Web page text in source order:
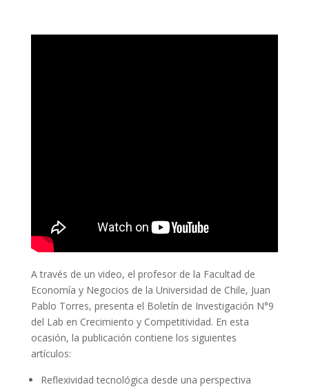
A través de un video, el profesor de la Facultad de
Economía y Negocios de la Universidad de Chile, Juan
Pablo Torres, presenta el Boletín de Investigación N°9
del Lab en Crecimiento y Competitividad. En esta
ocasión, la publicación contiene los siguientes
artículos:
Reflexividad tecnológica desde una perspectiva